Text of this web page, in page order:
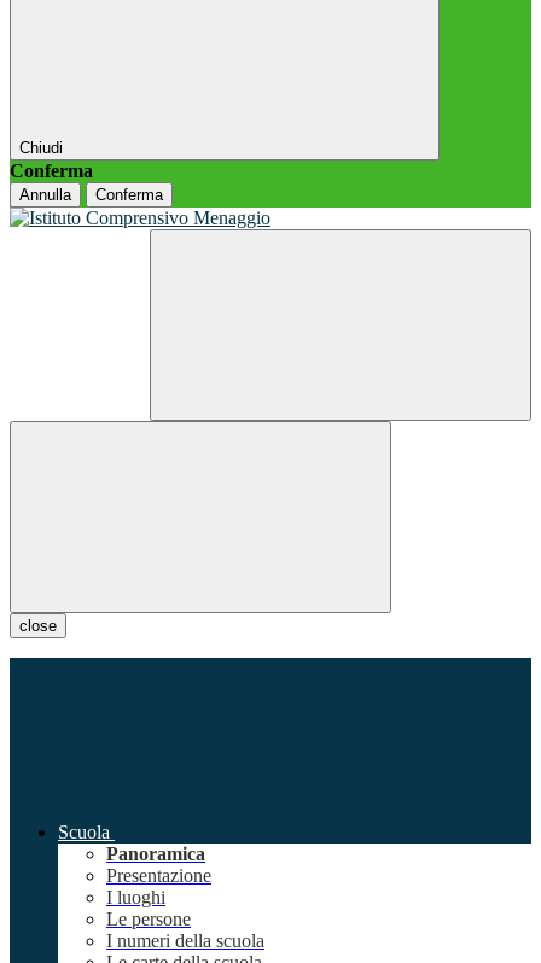
Chiudi
Conferma
Annulla Conferma
close
Scuola
Panoramica
Presentazione
I luoghi
Le persone
I numeri della scuola